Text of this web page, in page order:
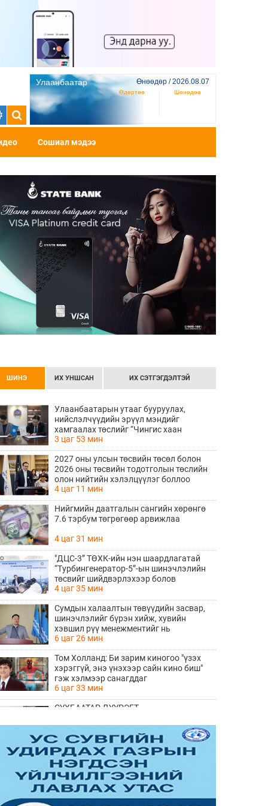
Улаанбаатар Өнөөдөр / 2026.08.07
Өдөртөө Шөнөдөө
Сошиал мэдээ
ШИНЭ ИХ УНШСАН ИХ СЭТГЭГДЭЛТЭЙ
Улаанбаатарын утааг бууруулах,
нийслэлчүүдийн эрүүл мэндийг
хамгаалах төслийг “Чингис хаан
баялгийн сан нэгдэл” ХХК-тай хамтран
хэрэгжүүлнэ
3 цаг 53 мин
2027 оны улсын төсвийн төсөл болон
2026 оны төсвийн тодотголын төслийн
олон нийтийн хэлэлцүүлэг боллоо
4 цаг 11 мин
Нийгмийн даатгалын сангийн хөрөнгө
7.6 тэрбум төгрөгөөр арвижлаа
4 цаг 31 мин
"ДЦС-3” ТӨХК-ийн нэн шаардлагатай
“Турбингенератор-5”-ын шинэчлэлийн
төсвийг шийдвэрлэхээр болов
4 цаг 35 мин
Сумдын халаалтын төвүүдийн засвар,
шинэчлэлийг бүрэн хийж, хувийн
хэвшил рүү менежментийг нь
шилжүүлсэн гэдгийг онцоллоо
6 цаг 26 мин
Том Холланд: Би зарим киногоо "үзэх
хэрэггүй, энэ үнэхээр сайн кино биш"
гэж хэлмээр санагддаг
6 цаг 33 мин
СҮХБААТАР ДҮҮРЭГТ
ҮРГЭЛЖИЛЖ БАЙНА
8 цаг 30 мин
Ирэх 10 хоногийн цаг агаарын
урьдчилсан төлөв
8 цаг 38 мин